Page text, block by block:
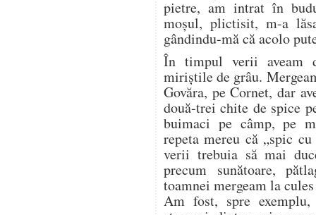
pietre, am intrat în
moșul, plictisit, m-a
gândindu-mă că acolo
În timpul verii aveam
miriștile de grâu.
Govăra, pe Cornet, dar
două-trei chite de spice
buimaci pe câmp, pe
repeta mereu că „spic
verii trebuia să mai
precum sunătoare,
toamnei mergeam la
Am fost, spre